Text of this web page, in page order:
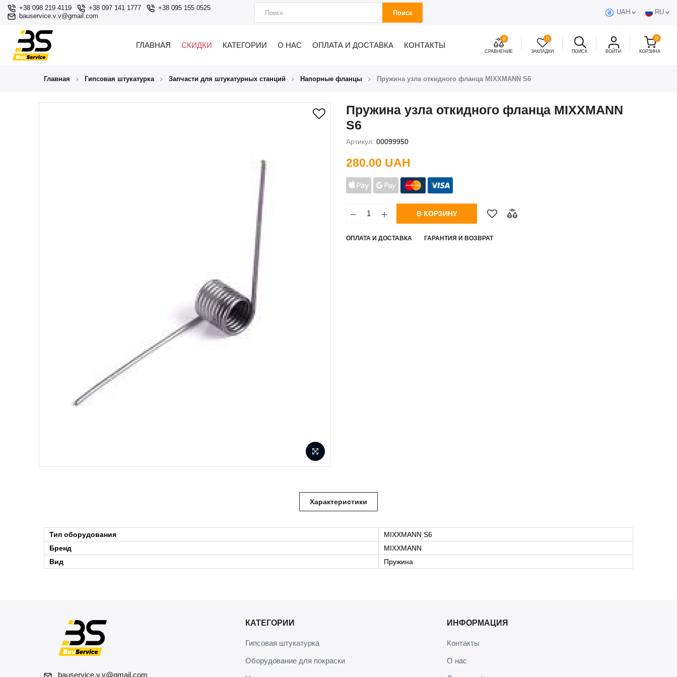
+38 098 219 4119 +38 097 141 1777
+38 095 155 0525
bauservice.v.v@gmail.com
Поиск UAH RU
ГЛАВНАЯ СКИДКИ КАТЕГОРИИ О НАС ОПЛАТА И ДОСТАВКА КОНТАКТЫ
0
СРАВНЕНИЕ
0
ЗАКЛАДКИ ПОИСК ВОЙТИ
0
КОРЗИНА
Главная Гипсовая штукатурка Запчасти для штукатурных станций Напорные фланцы Пружина узла откидного фланца MIXXMANN S6
Пружина узла откидного фланца MIXXMANN
S6
Артикул: 00099950
280.00 UAH
В КОРЗИНУ
ОПЛАТА И ДОСТАВКА ГАРАНТИЯ И ВОЗВРАТ
Характеристики
Тип оборудования
MIXXMANN S6
Бренд
MIXXMANN
Вид
Пружина
bauservice.v.v@gmail.com
КАТЕГОРИИ
Гипсовая штукатурка
Оборудование для покраски
ИНФОРМАЦИЯ
Контакты
О нас